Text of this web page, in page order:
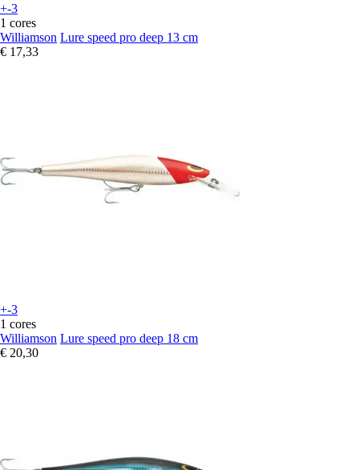
+-3
1 cores
Williamson Lure speed pro deep 13 cm
€ 17,33
+-3
1 cores
Williamson Lure speed pro deep 18 cm
€ 20,30